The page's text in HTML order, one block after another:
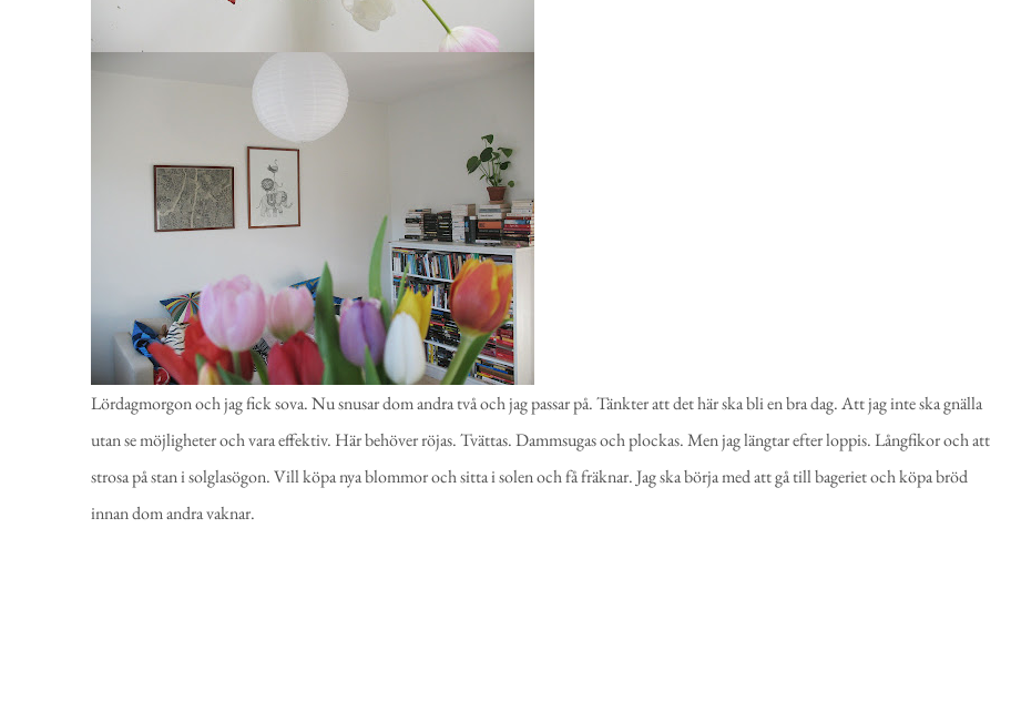
Lördagmorgon och jag fick sova. Nu snusar dom andra två och jag passar på. Tänkter att det här ska bli en bra dag. Att jag inte ska gnälla
utan se möjligheter och vara effektiv. Här behöver röjas. Tvättas. Dammsugas och plockas. Men jag längtar efter loppis. Långfikor och att
strosa på stan i solglasögon. Vill köpa nya blommor och sitta i solen och få fräknar. Jag ska börja med att gå till bageriet och köpa bröd
innan dom andra vaknar.